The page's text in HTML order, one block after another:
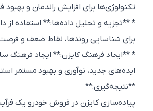
تکنولوژی‌ها برای افزایش راندمان و بهبود
* **تجزیه و تحلیل داده‌ها:** استفاده از
برای شناسایی روندها، نقاط ضعف و فرصت‌ها.
* **ایجاد فرهنگ کایزن:** ایجاد فرهنگ
ایده‌های جدید، نوآوری و بهبود مستمر
**نتیجه‌گیری:**
پیاده‌سازی کایزن در فروش خودرو یک فرآیند